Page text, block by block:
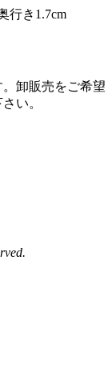
行き1.7cm
卸販売をご希望
い。